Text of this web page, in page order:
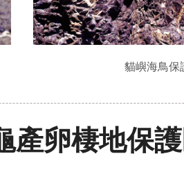
貓嶼海鳥保
產卵棲地保